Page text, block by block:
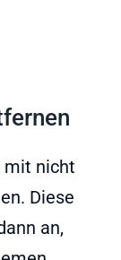
mit nicht
Diese
an,